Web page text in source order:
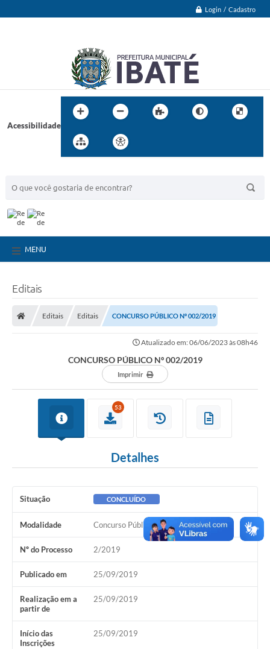
Login / Cadastro
Acessibilidade
MENU
Editais
Editais Editais CONCURSO PÚBLICO Nº 002/2019
Atualizado em: 06/06/2023 às 08h46
CONCURSO PÚBLICO Nº 002/2019
Imprimir
53
Detalhes
Situação CONCLUÍDO
Modalidade Concurso Público
Nº do Processo 2/2019
Publicado em 25/09/2019
Realização em a
partir de
25/09/2019
Início das
Inscrições
25/09/2019